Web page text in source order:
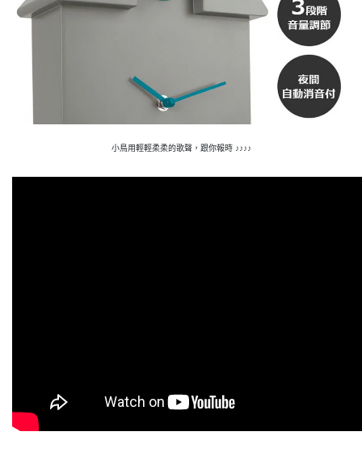
小鳥用輕輕柔柔的歌聲，跟你報時 ♪♪♪♪